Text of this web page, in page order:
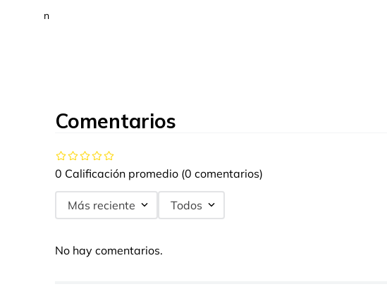
n
Comentarios
0 Calificación promedio (0 comentarios)
Más reciente Todos
No hay comentarios.